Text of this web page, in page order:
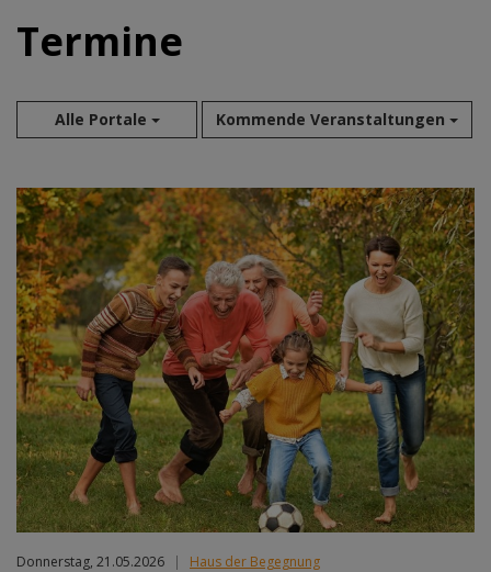
Termine
Alle Portale Kommende Veranstaltungen
Aug 2026
Sep 2026
Okt 2026
Nov 2026
Dez 2026
Jan 2027
Feb 2027
Mär 2027
Apr 2027
Mai 2027
Jun 2027
Jul 2027
Donnerstag, 21.05.2026 | Haus der Begegnung